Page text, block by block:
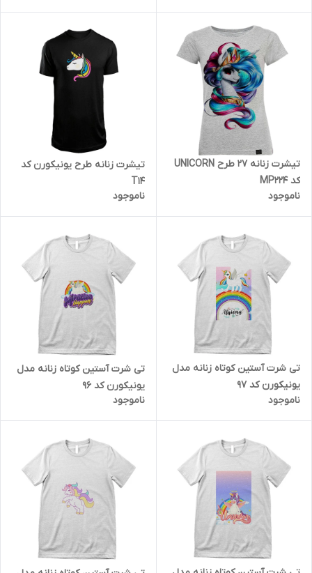
تیشرت زنانه 27 طرح UNICORN
کد MP224
ناموجود
تیشرت زنانه طرح یونیکورن کد
T14
ناموجود
تی شرت آستین کوتاه زنانه مدل
یونیکورن کد 97
ناموجود
تی شرت آستین کوتاه زنانه مدل
یونیکورن کد 96
ناموجود